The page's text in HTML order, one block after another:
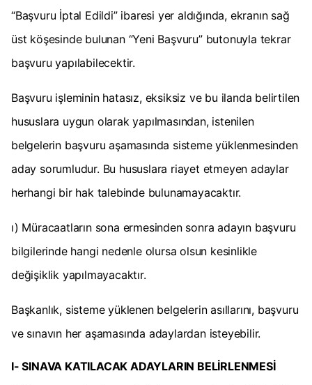
“Başvuru İptal Edildi” ibaresi yer aldığında, ekranın sağ
üst köşesinde bulunan “Yeni Başvuru” butonuyla tekrar
başvuru yapılabilecektir.
Başvuru işleminin hatasız, eksiksiz ve bu ilanda belirtilen
hususlara uygun olarak yapılmasından, istenilen
belgelerin başvuru aşamasında sisteme yüklenmesinden
aday sorumludur. Bu hususlara riayet etmeyen adaylar
herhangi bir hak talebinde bulunamayacaktır.
ı) Müracaatların sona ermesinden sonra adayın başvuru
bilgilerinde hangi nedenle olursa olsun kesinlikle
değişiklik yapılmayacaktır.
Başkanlık, sisteme yüklenen belgelerin asıllarını, başvuru
ve sınavın her aşamasında adaylardan isteyebilir.
I- SINAVA KATILACAK ADAYLARIN BELİRLENMESİ